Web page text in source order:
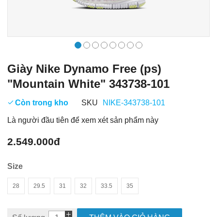
Giày Nike Dynamo Free (ps)
"Mountain White" 343738-101
Còn trong kho SKU NIKE-343738-101
Là người đầu tiên để xem xét sản phẩm này
2.549.000đ
Size
28 29.5 31 32 33.5 35